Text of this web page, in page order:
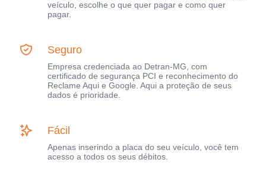
veículo, escolhe o que quer pagar e como quer
pagar.
Seguro
Empresa credenciada ao Detran-MG, com
certificado de segurança PCI e reconhecimento do
Reclame Aqui e Google. Aqui a proteção de seus
dados é prioridade.
Fácil
Apenas inserindo a placa do seu veículo, você tem
acesso a todos os seus débitos.